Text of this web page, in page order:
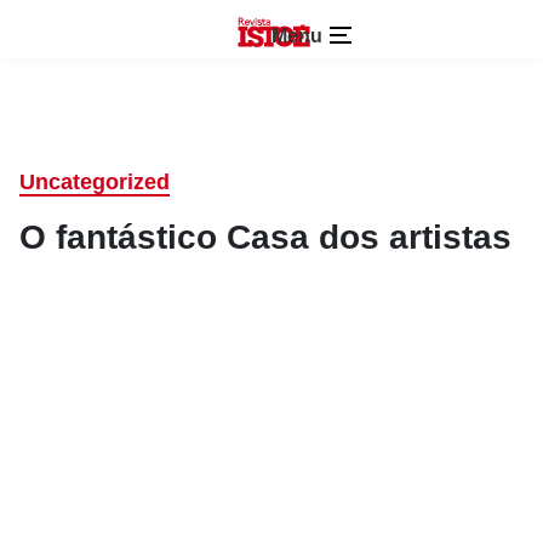
Menu
Uncategorized
O fantástico Casa dos artistas